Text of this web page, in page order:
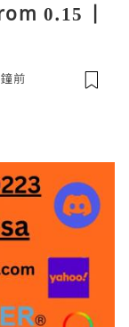
0.15 |
前